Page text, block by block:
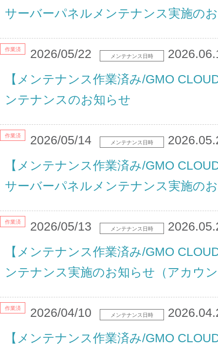
サーバーパネルメンテナンス実施の
2026/05/22 メンテナンス日時
作業済
【メンテナンス作業済み/GMO
ンテナンスのお知らせ
2026/05/14 メンテナンス日時
作業済
【メンテナンス作業済み/GMO
サーバーパネルメンテナンス実施の
2026/05/13 メンテナンス日時
作業済
【メンテナンス作業済み/GMO
ンテナンス実施のお知らせ（アカウ
2026/04/10 メンテナンス日時
作業済
【メンテナンス作業済み/GMO